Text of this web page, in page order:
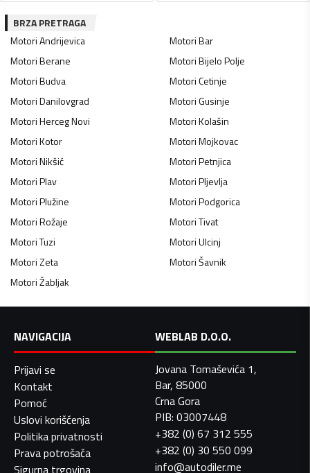
BRZA PRETRAGA
MotoriAndrijevica MotoriBar
MotoriBerane MotoriBijelo Polje
MotoriBudva MotoriCetinje
MotoriDanilovgrad MotoriGusinje
MotoriHerceg Novi MotoriKolašin
MotoriKotor MotoriMojkovac
MotoriNikšić MotoriPetnjica
MotoriPlav MotoriPljevlja
MotoriPlužine MotoriPodgorica
MotoriRožaje MotoriTivat
MotoriTuzi MotoriUlcinj
MotoriZeta MotoriŠavnik
MotoriŽabljak
NAVIGACIJA
Prijavi se
Kontakt
Pomoć
Uslovi korišćenja
Politika privatnosti
Prava potrošača
Sigurna trgovina
WEBLAB D.O.O.
Jovana Tomaševića 1,
Bar, 85000
Crna Gora
PIB: 03007448
+382 (0) 67 312 555
+382 (0) 30 550 099
info@autodiler.me